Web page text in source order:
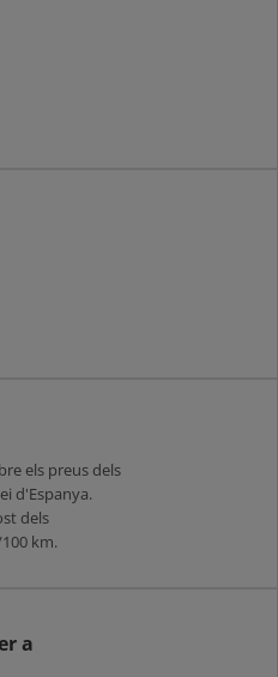
els preus dels
d'Espanya.
dels
km.
a